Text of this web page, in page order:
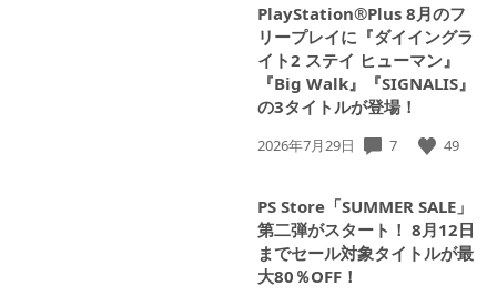
PlayStation®Plus 8月のフ
リープレイに『ダイイングラ
イト2 ステイ ヒューマン』
『Big Walk』『SIGNALIS』
の3タイトルが登場！
公
2026年7月29日 7 49
PS Store「SUMMER SALE」
第二弾がスタート！ 8月12日
までセール対象タイトルが最
大80％OFF！